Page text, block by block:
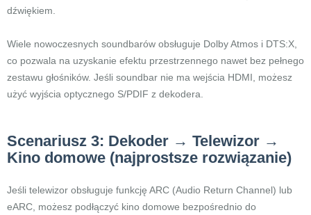
dźwiękiem.
Wiele nowoczesnych soundbarów obsługuje Dolby Atmos i DTS:X,
co pozwala na uzyskanie efektu przestrzennego nawet bez pełnego
zestawu głośników. Jeśli soundbar nie ma wejścia HDMI, możesz
użyć wyjścia optycznego S/PDIF z dekodera.
Scenariusz 3: Dekoder → Telewizor →
Kino domowe (najprostsze rozwiązanie)
Jeśli telewizor obsługuje funkcję ARC (Audio Return Channel) lub
eARC, możesz podłączyć kino domowe bezpośrednio do